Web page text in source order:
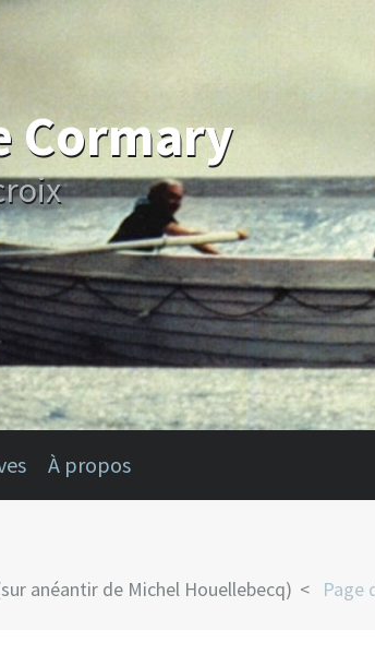
Cormary
À propos
anéantir de Michel Houellebecq) Page